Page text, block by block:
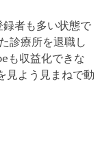
者も多い状態で
診療所を退職し
も収益化できな
見よう見まねで動